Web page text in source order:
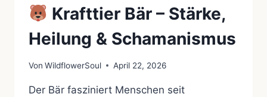
Krafttier Bär – Stärke,
Heilung & Schamanismus
Von WildflowerSoul April 22, 2026
Der Bär fasziniert Menschen seit